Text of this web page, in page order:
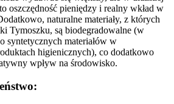
oszczędność pieniędzy i realny wkład w
naturalne materiały, z których
Tymoszku, są biodegradowalne (w
syntetycznych materiałów w
higienicznych), co dodatkowo
wpływ na środowisko.